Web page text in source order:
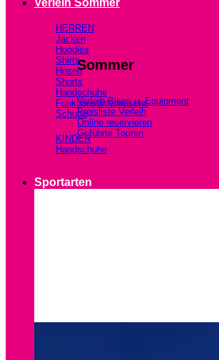
Verleih Sommer
Sommer
Verleih Bikes u. Equipment
Preisliste Verleih
Online reservieren
Geführte Touren
HERREN
Jacken
Hoodies
Shirts
Hosen
Shorts
Handschuhe
Funktionsunterwäsche
Schuhe
KINDER
Handschuhe
Sportarten